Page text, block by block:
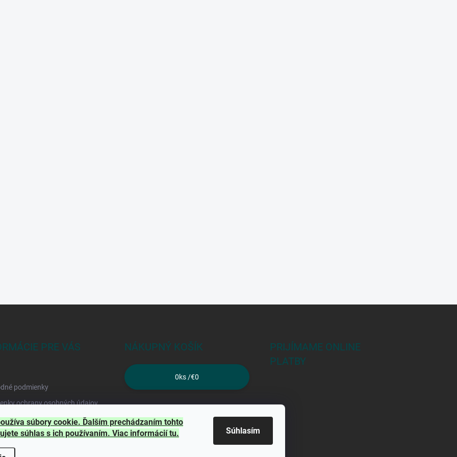
súbory cookie. Ďalším prechádzaním tohto
súhlas s ich používaním. Viac informáciítu. Súhlasím
PRE VÁS
podmienky
ochrany osobných údajov
NÁKUPNÝ KOŠÍK
0ks /€0
PRIJÍMAME ONLINE
PLATBY